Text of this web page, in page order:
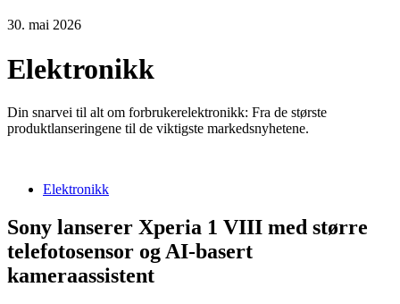
30. mai 2026
Elektronikk
Din snarvei til alt om forbrukerelektronikk: Fra de største
produktlanseringene til de viktigste markedsnyhetene.
Elektronikk
Sony lanserer Xperia 1 VIII med større
telefotosensor og AI-basert
kameraassistent